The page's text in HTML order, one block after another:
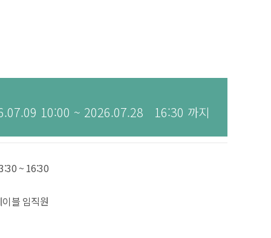
10:00 ~ 2026.07.28 16:30 까지
~ 16:30
블 임직원